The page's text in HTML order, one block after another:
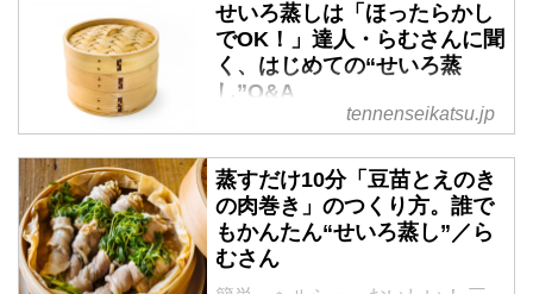
せいろ蒸しは「ほったらかし
でOK！」達人・らむさんに聞
く、はじめての“せいろ蒸
し”Q&A
簡単、ヘルシー、おいしい！ 三
拍子そろった、いま大ブームの
「せいろ蒸し」。現在発売中の
『フーディストノートmagazine
vol.3』では、手軽につくれる「せ
いろ蒸し」を特集しています。今
tennenseikatsu.jp
蒸すだけ10分「豆苗とえのき
の肉巻き」のつくり方。誰で
もかんたん“せいろ蒸し”／ら
むさん